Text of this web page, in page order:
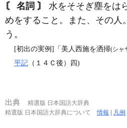
〘 名詞 〙
水をそそぎ塵をは
めをすること。また、その人
う。
[初出の実例]「美人西施を洒掃(シャ
平記 （１４Ｃ後）四)
出典
精選版 日本国語大辞典
精選版 日本国語大辞典について情報 | 凡例